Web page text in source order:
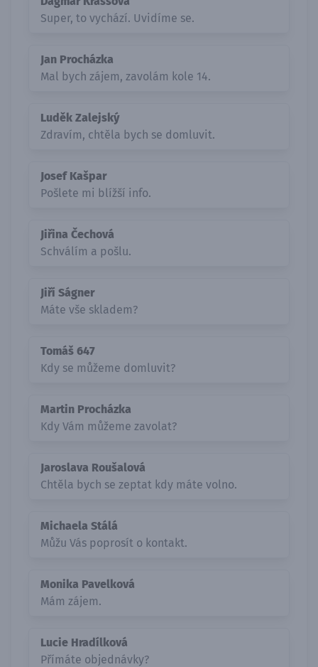
Super, to vychází. Uvidíme se.
Jan Procházka
Mal bych zájem, zavolám kole 14.
Luděk Zalejský
Zdravím, chtěla bych se domluvit.
Josef Kašpar
Pošlete mi blížší info.
Jiřina Čechová
Schválím a pošlu.
Jiří Ságner
Máte vše skladem?
Tomáš 647
Kdy se můžeme domluvit?
Martin Procházka
Kdy Vám můžeme zavolat?
Jaroslava Roušalová
Chtěla bych se zeptat kdy máte volno.
Michaela Stálá
Můžu Vás poprosít o kontakt.
Monika Pavelková
Mám zájem.
Lucie Hradílková
Přímáte objednávky?